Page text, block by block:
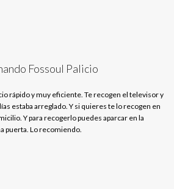
Fossoul Palicio
rápido y muy eficiente. Te recogen el televisor y
estaba arreglado. Y si quieres te lo recogen en
Y para recogerlo puedes aparcar en la
puerta. Lo recomiendo.